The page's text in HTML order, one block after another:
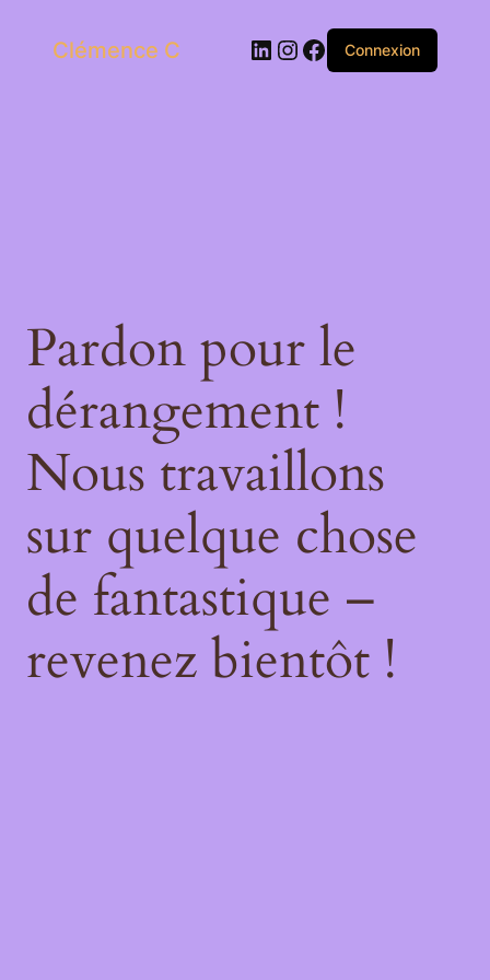
Clémence C LinkedIn
Instagram
Facebook
Connexion
Pardon pour le
dérangement !
Nous travaillons
sur quelque chose
de fantastique –
revenez bientôt !